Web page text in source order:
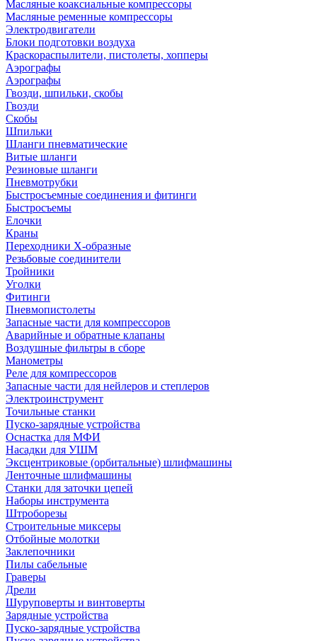
Масляные коаксиальные компрессоры
Масляные ременные компрессоры
Электродвигатели
Блоки подготовки воздуха
Краскораспылители, пистолеты, хопперы
Аэрографы
Аэрографы
Гвозди, шпильки, скобы
Гвозди
Скобы
Шпильки
Шланги пневматические
Витые шланги
Резиновые шланги
Пневмотрубки
Быстросъемные соединения и фитинги
Быстросъемы
Елочки
Краны
Переходники Х-образные
Резьбовые соединители
Тройники
Уголки
Фитинги
Пневмопистолеты
Запасные части для компрессоров
Аварийные и обратные клапаны
Воздушные фильтры в сборе
Манометры
Реле для компрессоров
Запасные части для нейлеров и степлеров
Электроинструмент
Точильные станки
Пуско-зарядные устройства
Оснастка для МФИ
Насадки для УШМ
Эксцентриковые (орбитальные) шлифмашины
Ленточные шлифмашины
Станки для заточки цепей
Наборы инструмента
Штроборезы
Строительные миксеры
Отбойные молотки
Заклепочники
Пилы сабельные
Граверы
Дрели
Шуруповерты и винтоверты
Зарядные устройства
Пуско-зарядные устройства